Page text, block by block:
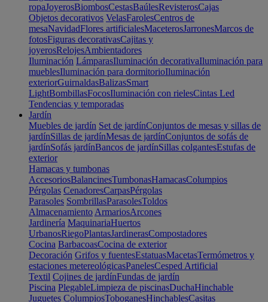
ropaJoyerosBiombosCestasBaúlesRevisterosCajas
Objetos decorativos VelasFarolesCentros de
mesaNavidadFlores artificialesMaceterosJarronesMarcos de
fotosFiguras decorativasCajitas y
joyerosRelojesAmbientadores
Iluminación LámparasIluminación decorativaIluminación para
mueblesIluminación para dormitorioIluminación
exteriorGuirnaldasBalizasSmart
LightBombillasFocosIluminación con rielesCintas Led
Tendencias y temporadas
Jardín
Muebles de jardín Set de jardínConjuntos de mesas y sillas de
jardínSillas de jardínMesas de jardínConjuntos de sofás de
jardínSofás jardínBancos de jardínSillas colgantesEstufas de
exterior
Hamacas y tumbonas
AccesoriosBalancinesTumbonasHamacasColumpios
Pérgolas CenadoresCarpasPérgolas
Parasoles SombrillasParasolesToldos
Almacenamiento ArmariosArcones
Jardinería MaquinariaHuertos
UrbanosRiegoPlantasJardinerasCompostadores
Cocina BarbacoasCocina de exterior
Decoración Grifos y fuentesEstatuasMacetasTermómetros y
estaciones metereológicasPanelesCesped Artificial
Textil Cojines de jardínFundas de jardín
Piscina PlegableLimpieza de piscinasDuchaHinchable
Juguetes ColumpiosToboganesHinchablesCasitas